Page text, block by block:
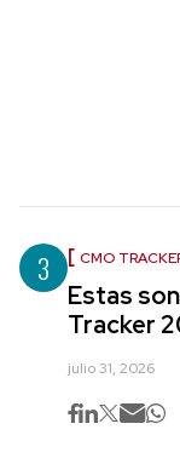
3 CMO
Estas
Tracker
julio 31, 2026